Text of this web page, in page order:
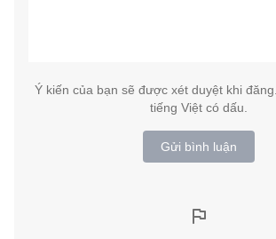
Ý kiến của bạn sẽ được xét duyệt khi
tiếng Việt có dấu.
Gửi bình luận